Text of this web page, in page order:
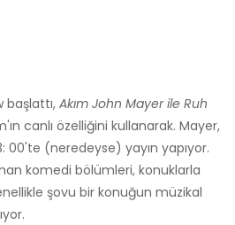
başlattı, Akım John Mayer ile Ruh
canlı özelliğini kullanarak. Mayer,
00'te (neredeyse) yayın yapıyor.
komedi bölümleri, konuklarla
şovu bir konuğun müzikal